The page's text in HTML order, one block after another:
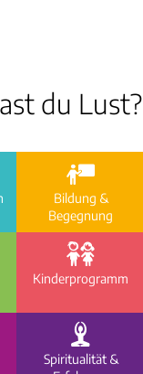
du Lust?
i
Bildung &
Begegnung
g
Kinder­programm
c
Spiritualität &